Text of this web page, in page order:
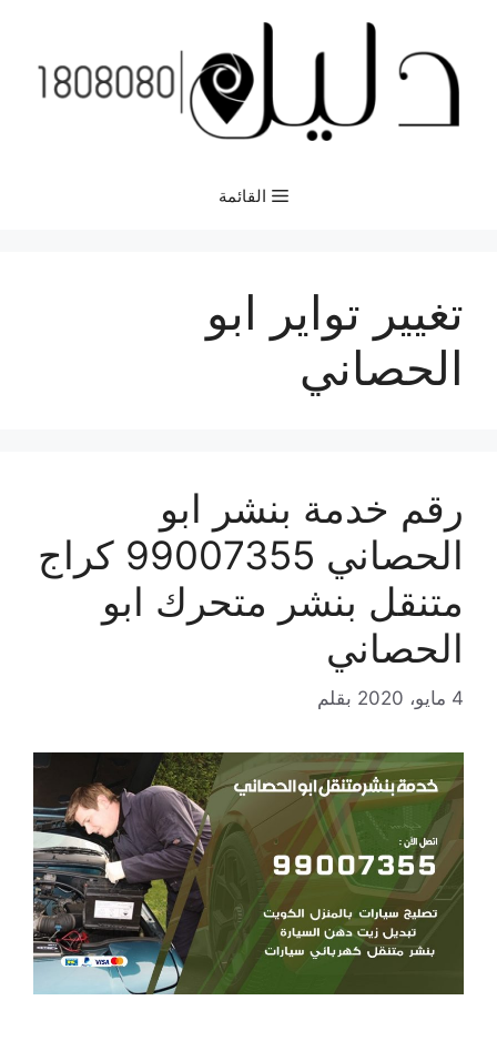
المحتوى
القائمة
تغيير تواير ابو
الحصاني
رقم خدمة بنشر ابو
الحصاني 99007355 كراج
متنقل بنشر متحرك ابو
الحصاني
4 مايو، 2020 بقلم